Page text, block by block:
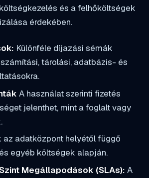
és a felhőköltségek
érdekében.
Különféle díjazási sémák
tárolási, adatbázis- és
A használat szerinti fizetés
jelenthet, mint a foglalt vagy
az adatközpont helyétől függő
egyéb költségek alapján.
Megállapodások (SLAs): A